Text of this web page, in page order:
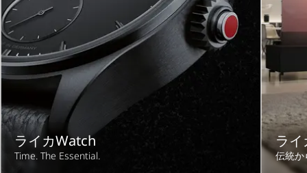
ライカWatch
Time. The Essential.
ラ
伝統か